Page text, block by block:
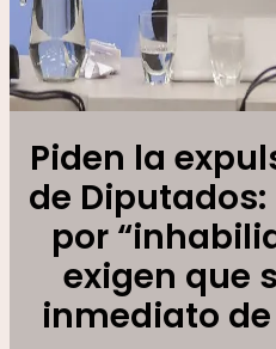
Piden la
de
por
exigen que
inmediato